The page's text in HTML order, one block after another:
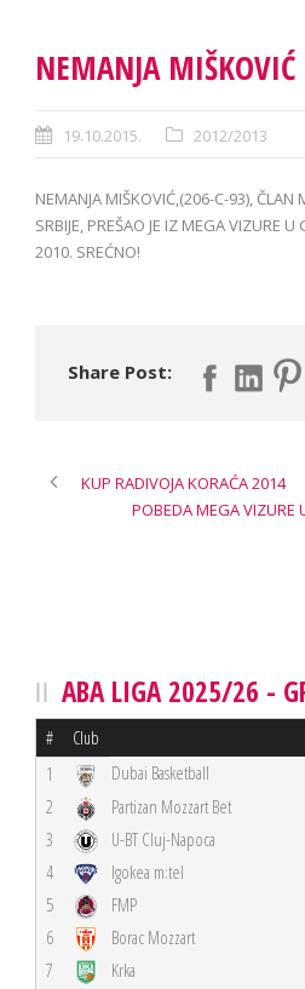
NEMANJA MIŠKOVIĆ
19.10.2015. 2012/2013
NEMANJA MIŠKOVIĆ,(206-C-93), ČLAN
SRBIJE, PREŠAO JE IZ MEGA VIZURE
2010. SREĆNO!
Share Post:
KUP RADIVOJA KORAĆA 2014
POBEDA MEGA VIZURE
ABA LIGA 2025/26 -
# Club
1 Dubai Basketball
2
Partizan Mozzart Bet
3
U-BT Cluj-Napoca
4
Igokea m:tel
5
FMP
6
Borac Mozzart
7
Krka